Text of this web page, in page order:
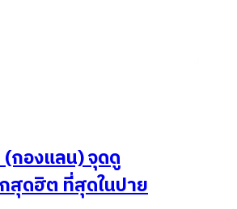
กองแลน) จุดดู
สุดฮิต ที่สุดในปาย